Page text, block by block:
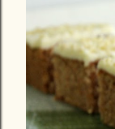
ä
k
m
m